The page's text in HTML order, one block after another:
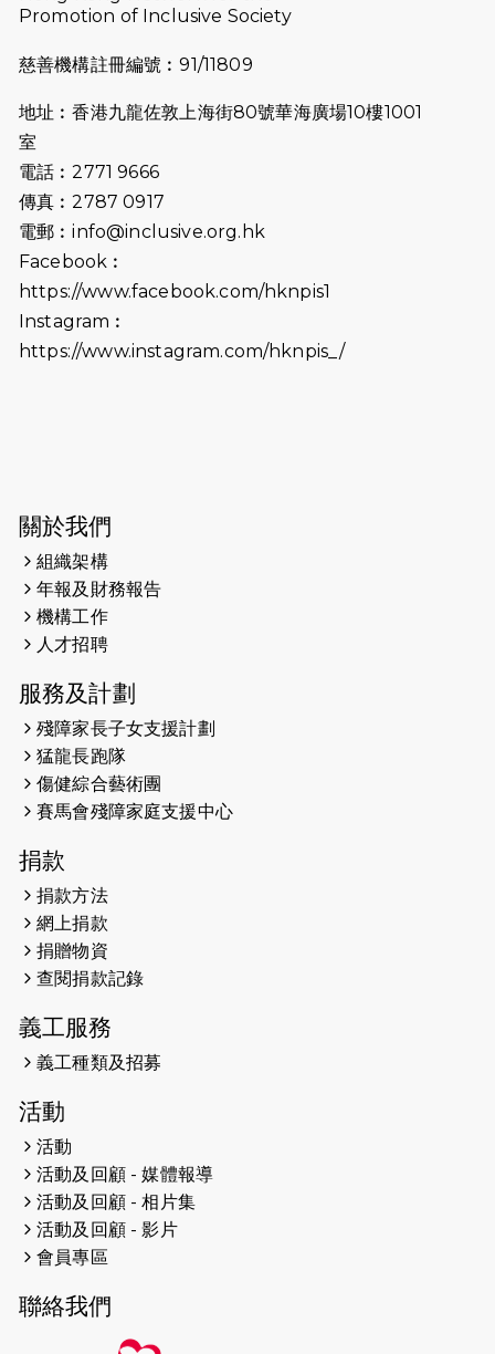
🌟
2025-06-15
會及愛。匯聚商龍會支持！
2025-06-09
《猛龍傳之誰怕誰》電影欣賞 - 感謝
生，GBS，JP出席
2025-06-06
《為你喝采陳百強歌迷會》慷慨贊助
38張門票欣賞香港中樂團 X 陳百強 —
2025-03-21
2025-02-20
2025-02-06
2025-02-05
馬拉松與猛龍國際共融大使Lukas
2024-12-31
2024-12-10
2024-11-17
2024-10-30
連續第七年獲得 #香港中小型企業總
商會「#友商有良」嘉許計劃的嘉許
Promotion of Inclusive Society
慈善機構註冊編號︰91/11809
地址︰香港九龍佐敦上海街80號華海廣場10樓1001
室
電話︰2771 9666
傳真︰2787 0917
電郵︰info@inclusive.org.hk
Facebook︰
https://www.facebook.com/hknpis1
Instagram︰
https://www.instagram.com/hknpis_/
關於我們
組織架構
年報及財務報告
機構工作
人才招聘
服務及計劃
殘障家長子女支援計劃
猛龍長跑隊
傷健綜合藝術團
賽馬會殘障家庭支援中心
捐款
捐款方法
網上捐款
捐贈物資
查閱捐款記錄
義工服務
義工種類及招募
活動
活動
活動及回顧 - 媒體報導
活動及回顧 - 相片集
活動及回顧 - 影片
會員專區
聯絡我們